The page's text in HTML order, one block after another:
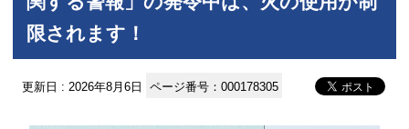
限されます！
更新日 : 2026年8月6日 ページ番号：000178305